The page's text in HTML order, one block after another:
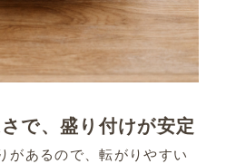
で、盛り付けが安定
があるので、転がりやすい